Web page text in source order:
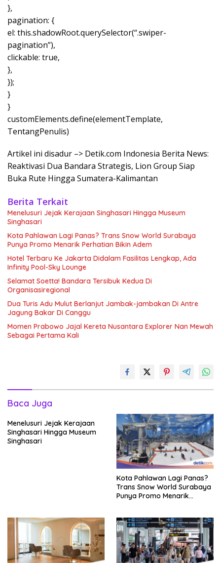
},
pagination: {
el: this.shadowRoot.querySelector(“.swiper-
pagination”),
clickable: true,
},
});
}
}
customElements.define(elementTemplate,
TentangPenulis)
Artikel ini disadur –> Detik.com Indonesia Berita News:
Reaktivasi Dua Bandara Strategis, Lion Group Siap
Buka Rute Hingga Sumatera-Kalimantan
Berita Terkait
Menelusuri Jejak Kerajaan Singhasari Hingga Museum
Singhasari
Kota Pahlawan Lagi Panas? Trans Snow World Surabaya
Punya Promo Menarik Perhatian Bikin Adem
Hotel Terbaru Ke Jakarta Didalam Fasilitas Lengkap, Ada
Infinity Pool-Sky Lounge
Selamat Soetta! Bandara Tersibuk Kedua Di
Organisasiregional
Dua Turis Adu Mulut Berlanjut Jambak-jambakan Di Antre
Jagung Bakar Di Canggu
Momen Prabowo Jajal Kereta Nusantara Explorer Nan Mewah
Sebagai Pertama Kali
Baca Juga
Menelusuri Jejak Kerajaan
Singhasari Hingga Museum
Singhasari
Kota Pahlawan Lagi Panas?
Trans Snow World Surabaya
Punya Promo Menarik